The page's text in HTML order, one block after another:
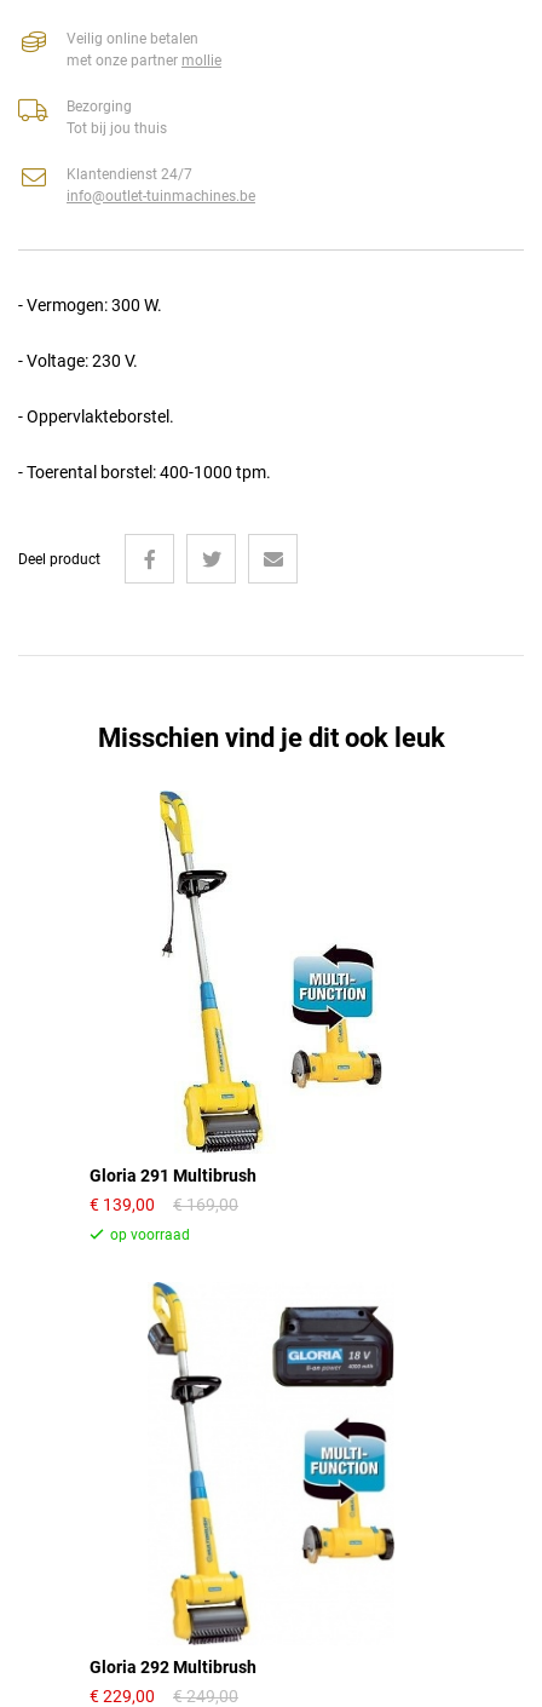
Veilig online betalen
met onze partner mollie
Bezorging
Tot bij jou thuis
Klantendienst 24/7
info@outlet-tuinmachines.be
- Vermogen: 300 W.
- Voltage: 230 V.
- Oppervlakteborstel.
- Toerental borstel: 400-1000 tpm.
Misschien vind je dit ook leuk
Gloria 291 Multibrush
139,00
169,00
Gloria 292 Multibrush
229,00
249,00